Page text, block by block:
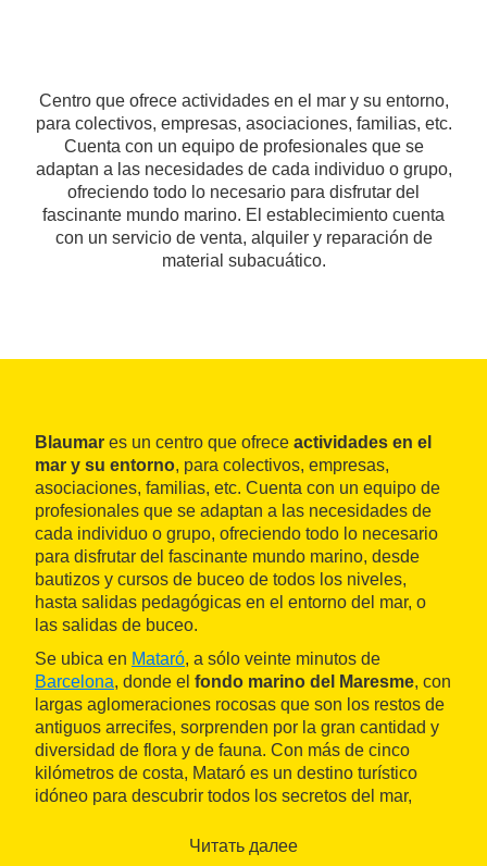
Centro que ofrece actividades en el mar y su entorno,
para colectivos, empresas, asociaciones, familias, etc.
Cuenta con un equipo de profesionales que se
adaptan a las necesidades de cada individuo o grupo,
ofreciendo todo lo necesario para disfrutar del
fascinante mundo marino. El establecimiento cuenta
con un servicio de venta, alquiler y reparación de
material subacuático.
Blaumar es un centro que ofrece actividades en el
mar y su entorno, para colectivos, empresas,
asociaciones, familias, etc. Cuenta con un equipo de
profesionales que se adaptan a las necesidades de
cada individuo o grupo, ofreciendo todo lo necesario
para disfrutar del fascinante mundo marino, desde
bautizos y cursos de buceo de todos los niveles,
hasta salidas pedagógicas en el entorno del mar, o
las salidas de buceo.
Se ubica en Mataró, a sólo veinte minutos de
Barcelona, donde el fondo marino del Maresme, con
largas aglomeraciones rocosas que son los restos de
antiguos arrecifes, sorprenden por la gran cantidad y
diversidad de flora y de fauna. Con más de cinco
kilómetros de costa, Mataró es un destino turístico
idóneo para descubrir todos los secretos del mar,
Está abierto todo el año y realiza más de 600 salidas
Читать далее